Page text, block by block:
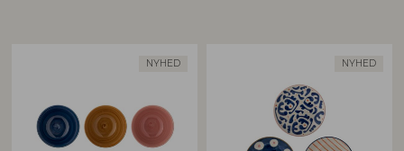
NYHED NYHED